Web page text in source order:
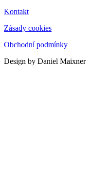
Kontakt
Zásady cookies
Obchodní podmínky
Design by Daniel Maixner